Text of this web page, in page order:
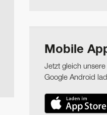
Mobile
Jetzt gleich
Google Android